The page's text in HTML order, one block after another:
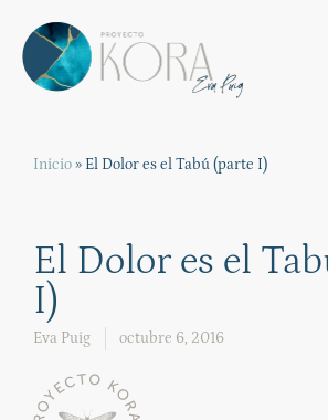
Inicio» El Dolor es el Tabú (parte I)
El Dolor es el
I)
Eva Puig octubre 6, 2016